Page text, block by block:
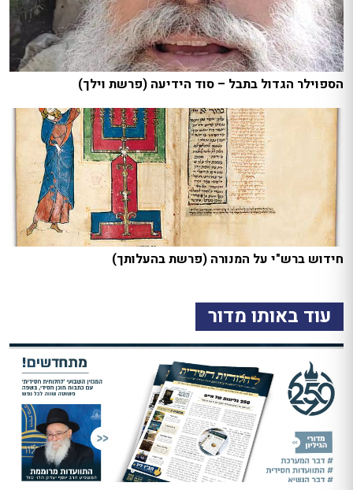
הספוילר הגדול בתבל – סוד הידיעה (פרשת וילך)
חידוש ברש"י על המנורה (פרשת בהעלותך)
עוד באותו מדור